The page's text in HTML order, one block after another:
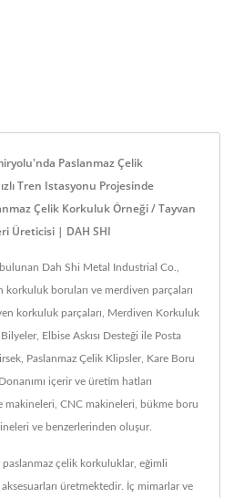
Paslanmaz Çelik
Tren Istasyonu Projesinde
Çelik Korkuluk Örneği / Tayvan
Üreticisi | DAH SHI
Dah Shi Metal Industrial Co.,
korkuluk boruları ve merdiven parçaları
korkuluk parçaları, Merdiven Korkuluk
Elbise Askısı Desteği ile Posta
Paslanmaz Çelik Klipsler, Kare Boru
içerir ve üretim hatları
CNC makineleri, bükme boru
ve benzerlerinden oluşur.
paslanmaz çelik korkuluklar, eğimli
aksesuarları üretmektedir. İç mimarlar ve